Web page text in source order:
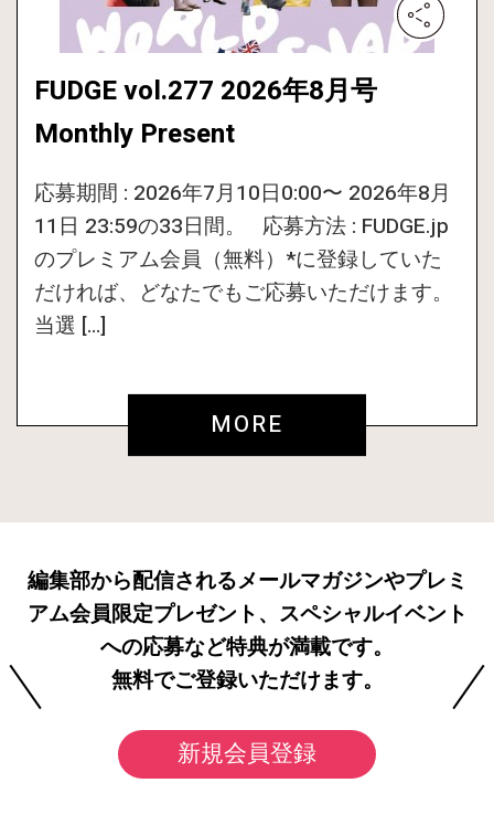
FUDGE vol.277 2026年8月号
Monthly Present
応募期間 : 2026年7月10日0:00〜 2026年8月
11日 23:59の33日間。 応募方法 : FUDGE.jp
のプレミアム会員（無料）*に登録していた
だければ、どなたでもご応募いただけます。
当選 […]
MORE
編集部から配信されるメールマガジンやプレミ
アム会員限定プレゼント、スペシャルイベント
への応募など特典が満載です。
無料でご登録いただけます。
新規会員登録